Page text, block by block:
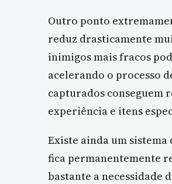
Outro ponto
reduz drasticamente
inimigos mais fracos
acelerando o processo
capturados conseguem
experiência e itens
Existe ainda um
fica permanentemente
bastante a necessidade